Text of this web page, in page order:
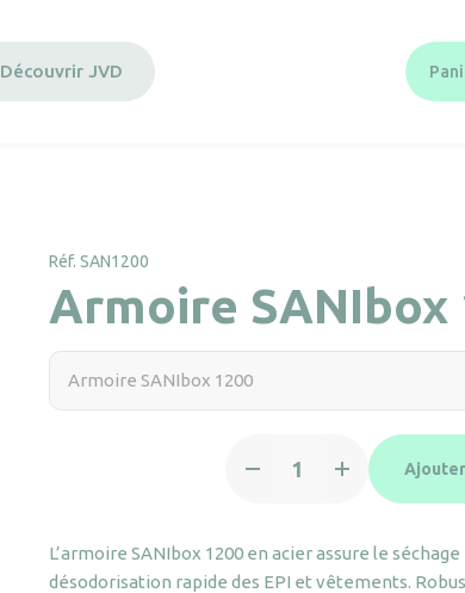
Découvrir JVD
Réf. SAN1200
Armoire SANIbox
Armoire SANIbox 1200
1200
L’armoire SANIbox 1200 en acier assure le séchage
désodorisation rapide des EPI et vêtements.